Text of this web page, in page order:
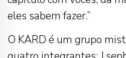
eles sabem fazer.”
O KARD é um grupo